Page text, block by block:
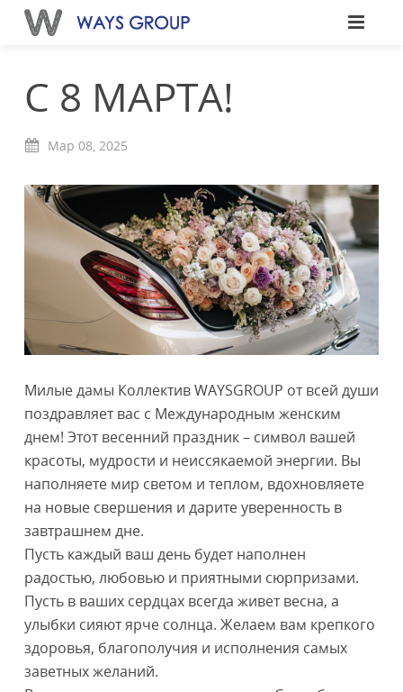
С 8 МАРТА!
Мар 08, 2025
Милые дамы Коллектив WAYSGROUP от всей души
поздравляет вас с Международным женским
днем! Этот весенний праздник – символ вашей
красоты, мудрости и неиссякаемой энергии. Вы
наполняете мир светом и теплом, вдохновляете
на новые свершения и дарите уверенность в
завтрашнем дне.
Пусть каждый ваш день будет наполнен
радостью, любовью и приятными сюрпризами.
Пусть в ваших сердцах всегда живет весна, а
улыбки сияют ярче солнца. Желаем вам крепкого
здоровья, благополучия и исполнения самых
заветных желаний.